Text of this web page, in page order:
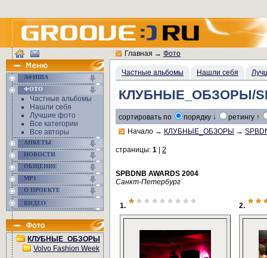
АФИША
ФОТО
Частные альбомы
Нашли себя
Лучшие фото
Все категории
Все авторы
АНКЕТЫ
НОВОСТИ
ОБЩЕНИЕ
MP3
О ПРОЕКТЕ
ВИДЕО
КЛУБНЫЕ_ОБЗОРЫ
Volvo Fashion Week
Главная→Фото
Частные альбомы Нашли себя
КЛУБНЫЕ_ОБЗОРЫ/
сортировать по порядку ↓
ретингу ↑
Начало → КЛУБНЫЕ_ОБЗОРЫ →
страницы: 1 2
SPBDNB AWARDS 2004
Санкт-Петербург
1. * ******** 2.